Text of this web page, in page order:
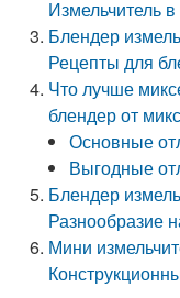
Измельчитель
Блендер
Рецепты для
Что лучше
блендер от
Основные
Выгодные
Блендер
Разнообразие
Мини